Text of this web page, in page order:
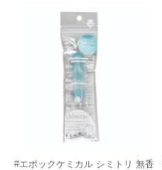
#エポックケミカル シミトリ 無香